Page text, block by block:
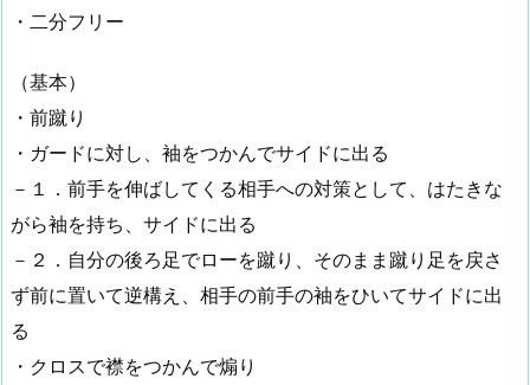
・二分フリー
（基本）
・前蹴り
・ガードに対し、袖をつかんでサイドに出る
－１．前手を伸ばしてくる相手への対策として、はたきな
がら袖を持ち、サイドに出る
－２．自分の後ろ足でローを蹴り、そのまま蹴り足を戻さ
ず前に置いて逆構え、相手の前手の袖をひいてサイドに出
る
・クロスで襟をつかんで煽り